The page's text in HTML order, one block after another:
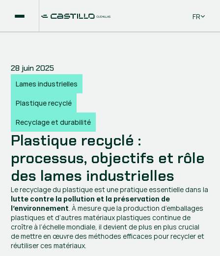
Select
FR
28 juin 2025
Lames industrielles
Plastique recyclé
Recyclage et durabilité
Plastique recyclé :
processus, objectifs et rôle
des lames industrielles
lutte contre la pollution et la préservation de
l’environnement. À mesure que la production d’emballages
plastiques et d’autres matériaux plastiques continue de
croître à l’échelle mondiale, il devient de plus en plus crucial
de mettre en œuvre des méthodes efficaces pour recycler et
réutiliser ces matériaux.